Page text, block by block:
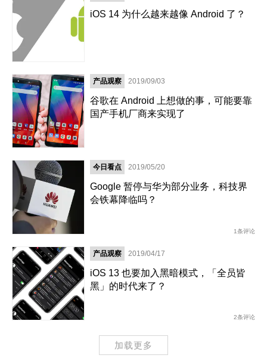
iOS 14 为什么越来越像 Android 了？
产品观察 2019/09/03
谷歌在 Android 上想做的事，可能要靠
国产手机厂商来实现了
今日看点 2019/05/20
Google 暂停与华为部分业务，科技界
会铁幕降临吗？
1条评论
产品观察 2019/04/17
iOS 13 也要加入黑暗模式，「全员皆
黑」的时代来了？
2条评论
加载更多